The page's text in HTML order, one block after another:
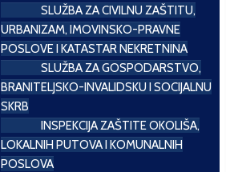
SLUŽBA ZA CIVILNU ZAŠTITU,
URBANIZAM, IMOVINSKO-PRAVNE
POSLOVE I KATASTAR NEKRETNINA
SLUŽBA ZA GOSPODARSTVO,
BRANITELJSKO-INVALIDSKU I SOCIJALNU
SKRB
INSPEKCIJA ZAŠTITE OKOLIŠA,
LOKALNIH PUTOVA I KOMUNALNIH
POSLOVA